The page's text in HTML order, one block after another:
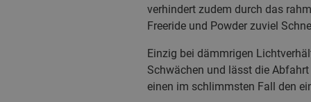
verhindert zudem durch das
Freeride und Powder zuviel
Einzig bei dämmrigen
Schwächen und lässt die
einen im schlimmsten Fall den